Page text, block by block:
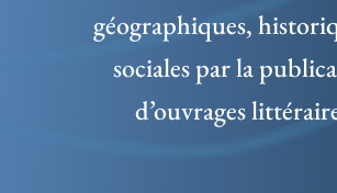
géographiques,
sociales par la
d’ouvrages